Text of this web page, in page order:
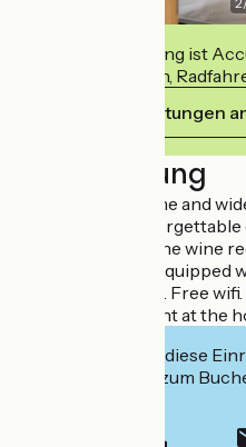
Diese Einrichtung ist
verpflichtet sich,
Ihre Verpflichtungen
Beschreibung
The warm welcome and
guarantee an
the Cotes du Rhone wine
conditioned and equipped
telephone and TV. Free
trails. Bikes for rent at the
Interessiert Sie diese
deren Website zum